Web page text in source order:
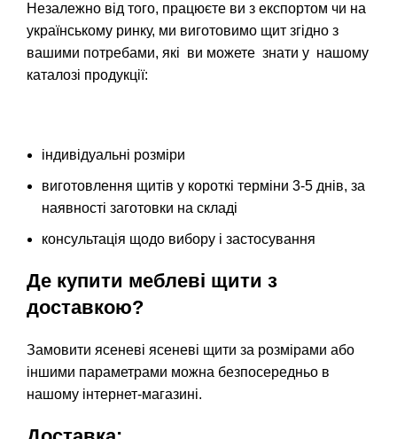
Незалежно від того, працюєте ви з експортом чи на
українському ринку, ми виготовимо щит згідно з
вашими потребами, які ви можете знати у нашому
каталозі продукції:
індивідуальні розміри
виготовлення щитів у короткі терміни 3-5 днів, за
наявності заготовки на складі
консультація щодо вибору і застосування
Де купити меблеві щити з
доставкою?
Замовити ясеневі ясеневі щити за розмірами або
іншими параметрами можна безпосередньо в
нашому інтернет-магазині.